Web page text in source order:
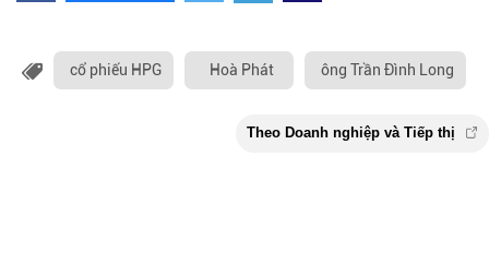
cổ phiếu HPG Hoà Phát ông Trần Đình Long